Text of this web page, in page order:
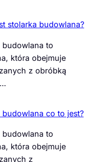
stolarka budowlana?
budowlana to
która obejmuje
z obróbką
budowlana co to jest?
budowlana to
która obejmuje
z